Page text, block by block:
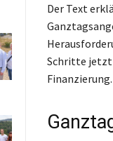
Der Text
Schritte jetzt
Finanzierung.